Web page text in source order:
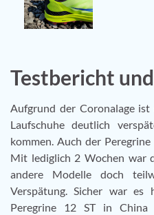
Testbericht
Aufgrund der Coronalage
Laufschuhe deutlich
kommen. Auch der
Mit lediglich 2 Wochen war
andere Modelle doch
Verspätung. Sicher war
Peregrine 12 ST in